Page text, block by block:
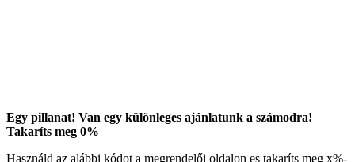
Egy pillanat! Van egy különleges ajánlatunk a számodra!
Takaríts meg 0%
Használd az alábbi kódot a megrendelői oldalon es takaríts meg x%-